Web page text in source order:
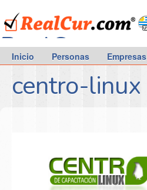
RealCur.com
Inicio Personas Empresas
centro-linux